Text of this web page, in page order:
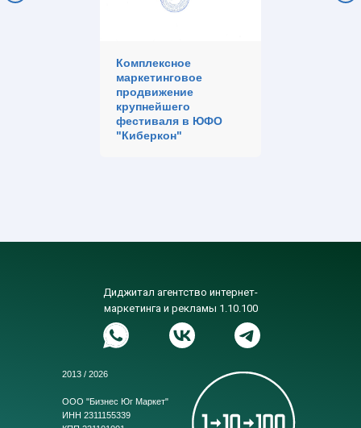
Комплексное
маркетинговое
продвижение
крупнейшего
фестиваля в ЮФО
"Киберкон"
2013 / 2026
ООО "Бизнес Юг Маркет"
ИНН 2311155339
Диджитал агентство интернет-
маркетинга и рекламы 1.10.100